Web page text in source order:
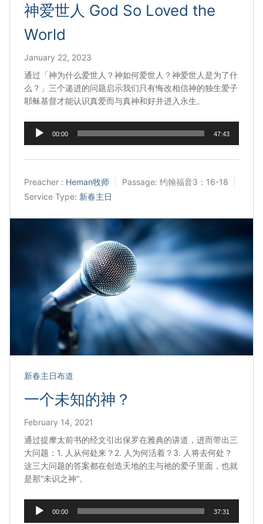
神爱世人 God So Loved the
World
January 22, 2023
通过「神为什么爱世人？神如何爱世人？神爱世人是为了什
么？」三个递进的问题启示我们只有悔改相信神的独生爱子
耶稣基督才能认识真爱而与真神和好并进入永生。
Audio
Player
00:00 47:43
Preacher : Heman牧师 Passage: 约翰福音3：16-18
Service Type: 新春主日
新春主日布道
一个未知的神？
February 14, 2021
通过提摩太前书的经文引出保罗在雅典的讲道，进而带出三
大问题：1. 人从何处来？2. 人为何活着？3. 人将去何处？
这三大问题的答案都在创造天地的主与祂的爱子里面，也就
是那“未识之神”。
Audio
Player
00:00 37:31